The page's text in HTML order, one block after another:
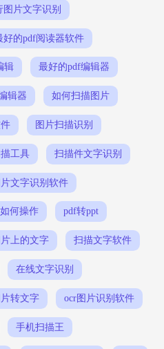
图片文字识别
好的pdf阅读器软件
辑 最好的pdf编辑器
辑器 如何扫描图片
图片扫描识别
工具 扫描件文字识别
文字识别软件
何操作 pdf转ppt
上的文字 扫描文字软件
在线文字识别
转文字 ocr图片识别软件
手机扫描王